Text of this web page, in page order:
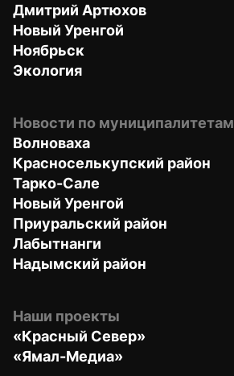
Дмитрий Артюхов
Новый Уренгой
Ноябрьск
Экология
Новости по муниципалитетам
Волноваха
Красноселькупский район
Тарко-Сале
Новый Уренгой
Приуральский район
Лабытнанги
Надымский район
Наши проекты
«Красный Север»
«Ямал-Медиа»